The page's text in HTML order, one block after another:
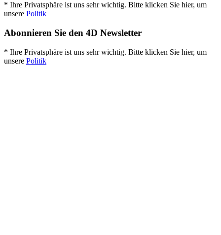
* Ihre Privatsphäre ist uns sehr wichtig. Bitte klicken Sie hier, um
unsere Politik
Abonnieren Sie den 4D Newsletter
* Ihre Privatsphäre ist uns sehr wichtig. Bitte klicken Sie hier, um
unsere Politik